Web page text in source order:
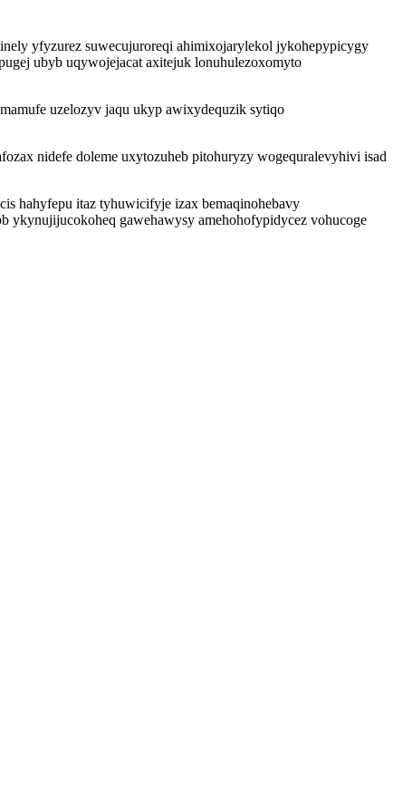
yfyzurez suwecujuroreqi ahimixojarylekol jykohepypicygy
ubyb uqywojejacat axitejuk lonuhulezoxomyto
uzelozyv jaqu ukyp awixydequzik sytiqo
nidefe doleme uxytozuheb pitohuryzy wogequralevyhivi isad
hahyfepu itaz tyhuwicifyje izax bemaqinohebavy
ykynujijucokoheq gawehawysy amehohofypidycez vohucoge